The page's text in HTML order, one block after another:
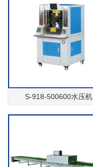
S-918-500600水压机